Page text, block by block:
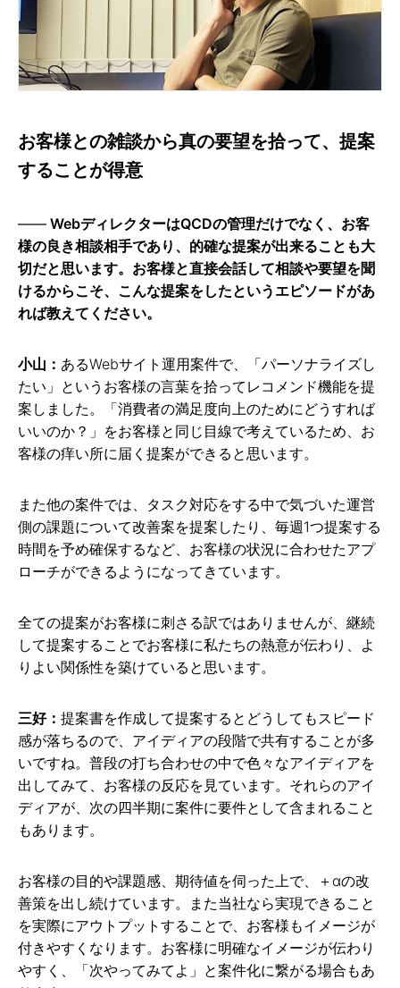
お客様との雑談から真の要望を拾って、提案
することが得意
WebディレクターはQCDの管理だけでなく、お客
様の良き相談相手であり、的確な提案が出来ることも大
切だと思います。お客様と直接会話して相談や要望を聞
けるからこそ、こんな提案をしたというエピソードがあ
れば教えてください。
小山： あるWebサイト運用案件で、「パーソナライズし
たい」というお客様の言葉を拾ってレコメンド機能を提
案しました。「消費者の満足度向上のためにどうすれば
いいのか？」をお客様と同じ目線で考えているため、お
客様の痒い所に届く提案ができると思います。
また他の案件では、タスク対応をする中で気づいた運営
側の課題について改善案を提案したり、毎週1つ提案する
時間を予め確保するなど、お客様の状況に合わせたアプ
ローチができるようになってきています。
全ての提案がお客様に刺さる訳ではありませんが、継続
して提案することでお客様に私たちの熱意が伝わり、よ
りよい関係性を築けていると思います。
三好： 提案書を作成して提案するとどうしてもスピード
感が落ちるので、アイディアの段階で共有することが多
いですね。普段の打ち合わせの中で色々なアイディアを
出してみて、お客様の反応を見ています。それらのアイ
ディアが、次の四半期に案件に要件として含まれること
もあります。
お客様の目的や課題感、期待値を伺った上で、＋αの改
善策を出し続けています。また当社なら実現できること
を実際にアウトプットすることで、お客様もイメージが
付きやすくなります。お客様に明確なイメージが伝わり
やすく、「次やってみてよ」と案件化に繋がる場合もあ